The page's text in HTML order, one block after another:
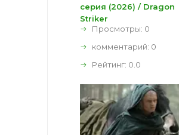
серия (2026) / Dragon
Striker
Просмотры: 0
комментарий: 0
Рейтинг: 0.0